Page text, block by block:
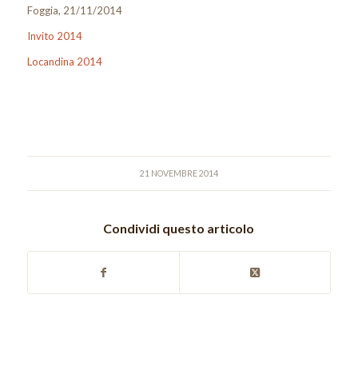
Foggia, 21/11/2014
Invito 2014
Locandina 2014
21 NOVEMBRE 2014
Condividi questo articolo